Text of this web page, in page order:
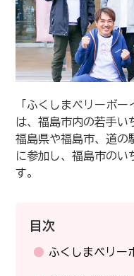
「ふくしまベリーボー
は、福島市内の若手い
福島県や福島市、道の
に参加し、福島市のい
す。
目次
ふくしまベリー